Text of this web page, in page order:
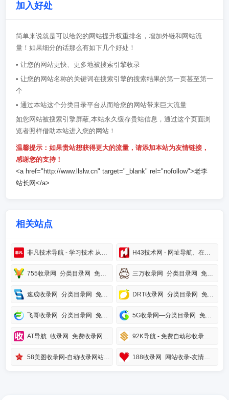
加入好处
简单来说就是可以给您的网站提升权重排名，增加外链和网站流
量！如果细分的话那么有如下几个好处！
• 让您的网站更快、更多地被搜索引擎收录
• 让您的网站名称的关键词在搜索引擎的搜索结果的第一页甚至第一
个
• 通过本站这个分类目录平台从而给您的网站带来巨大流量
如您网站被搜索引擎屏蔽,本站永久缓存贵站信息，通过这个页面浏
览者照样借助本站进入您的网站！
温馨提示：如果贵站想获得更大的流量，请添加本站为友情链接，
感谢您的支持！
<a href="http://www.llslw.cn" target="_blank" rel="nofollow">老李
站长网</a>
相关站点